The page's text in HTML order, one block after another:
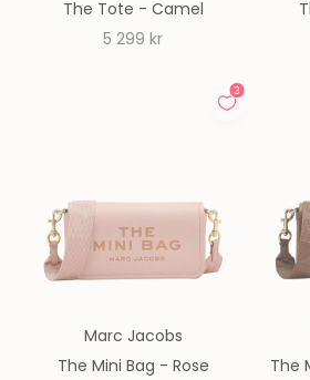
The Tote - Camel
REA-pris
5 299 kr
Marc Jacobs
The Mini Bag - Rose
The